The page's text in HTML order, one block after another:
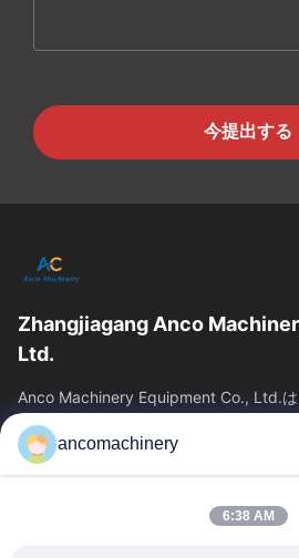
今提出する
Zhangjiagang Anco
Ltd.
Anco Machinery Equipment Co., Ltd.
省蘇州市張家港市に本社を置きます。そ
クイックリンク
企業情
ancomachinery
6:38 AM